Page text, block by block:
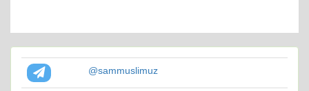
@sammuslimuz